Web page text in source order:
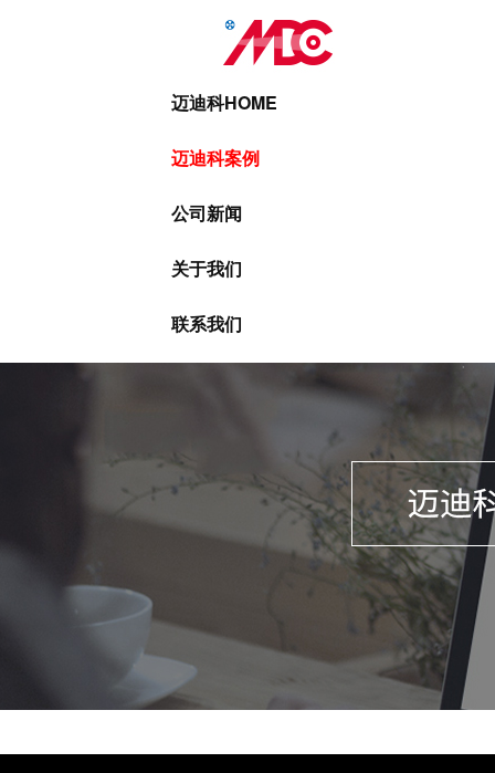
迈迪科HOME
迈迪科案例
公司新闻
关于我们
联系我们